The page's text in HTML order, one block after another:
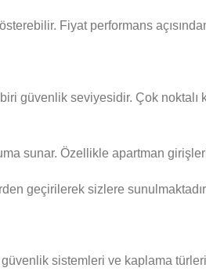
Fiyat performans
güvenlik seviyesidir. Çok noktalı
sunar. Özellikle apartman
geçirilerek sizlere
sistemleri ve kaplama